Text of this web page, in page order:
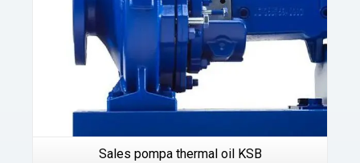
Sales pompa thermal oil KSB